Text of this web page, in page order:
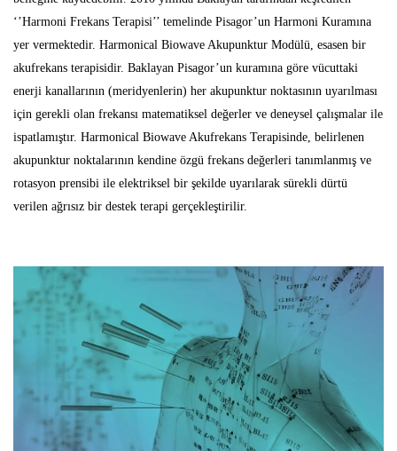
‘’Harmoni Frekans Terapisi’’ temelinde Pisagor’un Harmoni Kuramına
yer vermektedir. Harmonical Biowave Akupunktur Modülü, esasen bir
akufrekans terapisidir. Baklayan Pisagor’un kuramına göre vücuttaki
enerji kanallarının (meridyenlerin) her akupunktur noktasının uyarılması
için gerekli olan frekansı matematiksel değerler ve deneysel çalışmalar ile
ispatlamıştır. Harmonical Biowave Akufrekans Terapisinde, belirlenen
akupunktur noktalarının kendine özgü frekans değerleri tanımlanmış ve
rotasyon prensibi ile elektriksel bir şekilde uyarılarak sürekli dürtü
verilen ağrısız bir destek terapi gerçekleştirilir.